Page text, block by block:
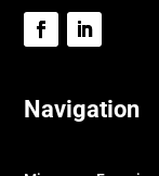
Navigation